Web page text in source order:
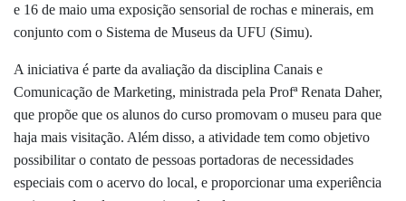
e 16 de maio uma exposição sensorial de rochas e minerais, em
conjunto com o Sistema de Museus da UFU (Simu).
A iniciativa é parte da avaliação da disciplina Canais e
Comunicação de Marketing, ministrada pela Profª Renata Daher,
que propõe que os alunos do curso promovam o museu para que
haja mais visitação. Além disso, a atividade tem como objetivo
possibilitar o contato de pessoas portadoras de necessidades
especiais com o acervo do local, e proporcionar uma experiência